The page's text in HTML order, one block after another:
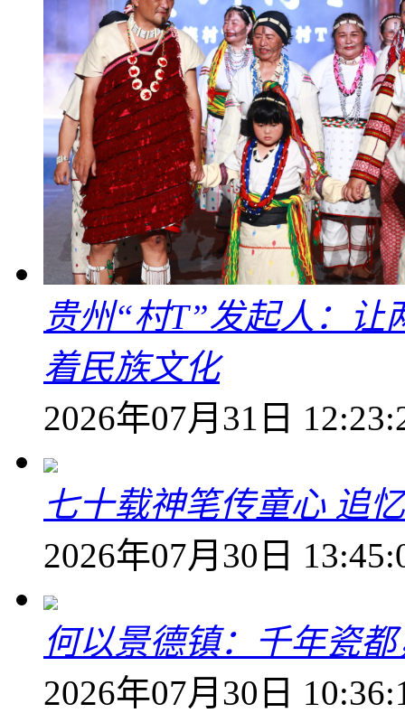
贵州“村T”发起人：让
着民族文化
2026年07月31日
七十载神笔传童心 追
2026年07月30日
何以景德镇：千年瓷
2026年07月30日